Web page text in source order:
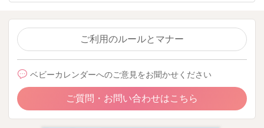
ご利用のルールとマナー
ベビーカレンダーへのご意見をお聞かせください
ご質問・お問い合わせはこちら